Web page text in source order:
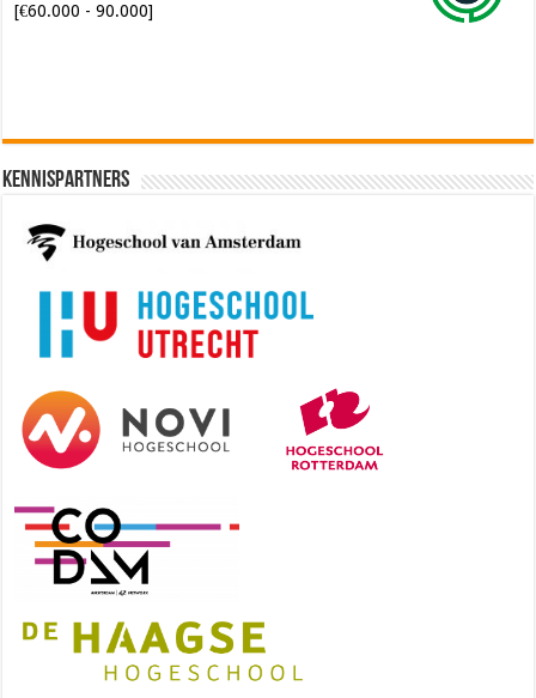
[€60.000 - 90.000]
Kennispartners